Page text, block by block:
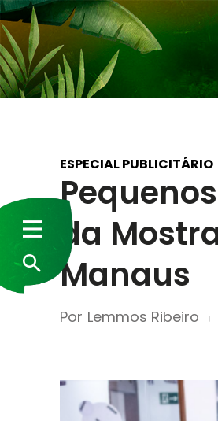
ESPECIAL PUBLICITÁRIO
da
Manaus
Por Lemmos Ribeiro